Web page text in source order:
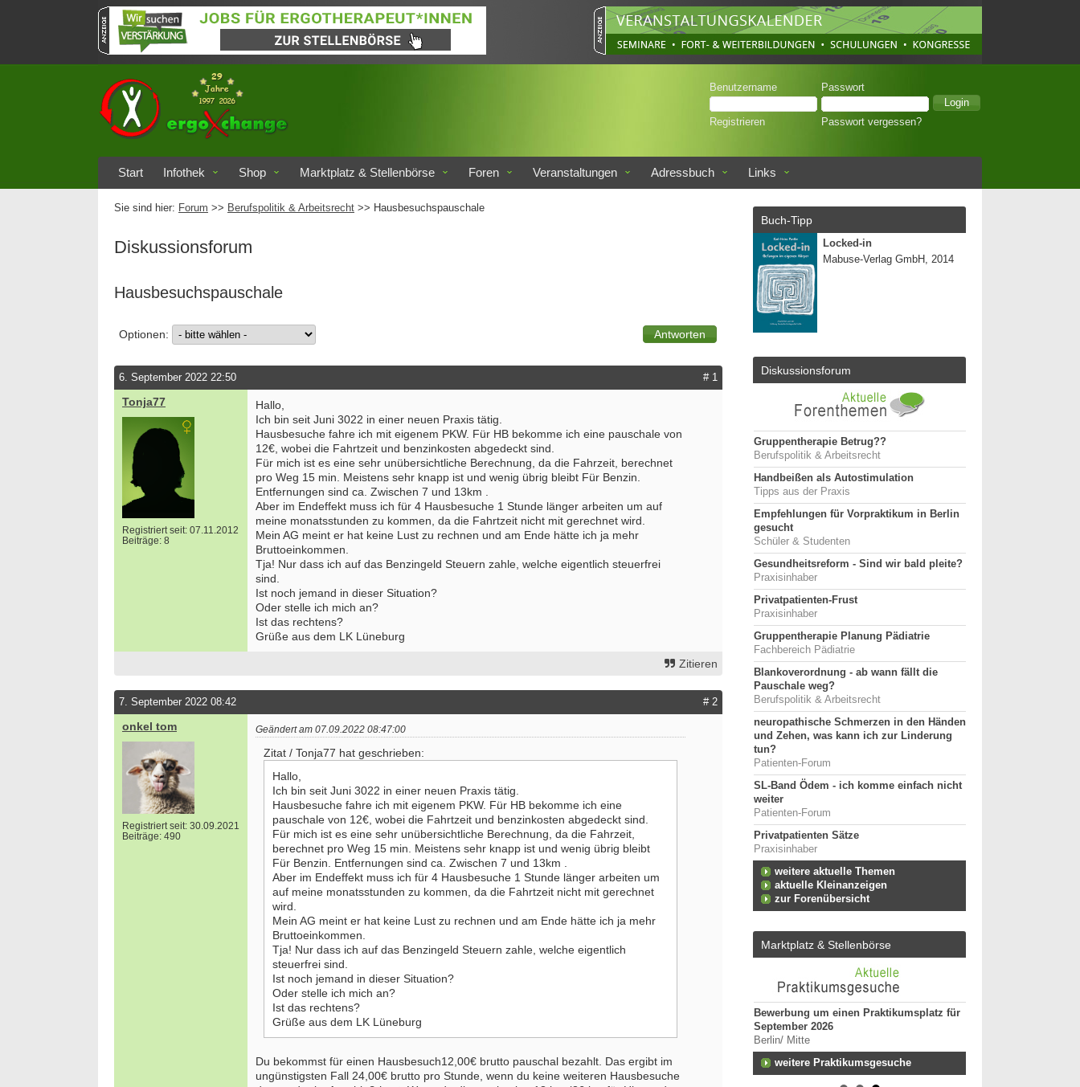
Benutzername Passwort
Registrieren Passwort vergessen?
Start Infothek Shop Marktplatz & Stellenbörse Foren Veranstaltungen Adressbuch Links
Sie sind hier: Forum >> Berufspolitik & Arbeitsrecht >> Hausbesuchspauschale
Diskussionsforum
Hausbesuchspauschale
Optionen:
6. September 2022 22:50 # 1
Tonja77
Registriert seit: 07.11.2012
Beiträge: 8
Hallo,
Ich bin seit Juni 3022 in einer neuen Praxis tätig.
Hausbesuche fahre ich mit eigenem PKW. Für HB bekomme ich eine pauschale von
12€, wobei die Fahrtzeit und benzinkosten abgedeckt sind.
Für mich ist es eine sehr unübersichtliche Berechnung, da die Fahrzeit, berechnet
pro Weg 15 min. Meistens sehr knapp ist und wenig übrig bleibt Für Benzin.
Entfernungen sind ca. Zwischen 7 und 13km .
Aber im Endeffekt muss ich für 4 Hausbesuche 1 Stunde länger arbeiten um auf
meine monatsstunden zu kommen, da die Fahrtzeit nicht mit gerechnet wird.
Mein AG meint er hat keine Lust zu rechnen und am Ende hätte ich ja mehr
Bruttoeinkommen.
Tja! Nur dass ich auf das Benzingeld Steuern zahle, welche eigentlich steuerfrei
sind.
Ist noch jemand in dieser Situation?
Oder stelle ich mich an?
Ist das rechtens?
Grüße aus dem LK Lüneburg
Zitieren
7. September 2022 08:42 # 2
onkel tom
Registriert seit: 30.09.2021
Beiträge: 490
Geändert am 07.09.2022 08:47:00
Zitat / Tonja77 hat geschrieben:
Hallo,
Ich bin seit Juni 3022 in einer neuen Praxis tätig.
Hausbesuche fahre ich mit eigenem PKW. Für HB bekomme ich eine
pauschale von 12€, wobei die Fahrtzeit und benzinkosten abgedeckt sind.
Für mich ist es eine sehr unübersichtliche Berechnung, da die Fahrzeit,
berechnet pro Weg 15 min. Meistens sehr knapp ist und wenig übrig bleibt
Für Benzin. Entfernungen sind ca. Zwischen 7 und 13km .
Aber im Endeffekt muss ich für 4 Hausbesuche 1 Stunde länger arbeiten um
auf meine monatsstunden zu kommen, da die Fahrtzeit nicht mit gerechnet
wird.
Mein AG meint er hat keine Lust zu rechnen und am Ende hätte ich ja mehr
Bruttoeinkommen.
Tja! Nur dass ich auf das Benzingeld Steuern zahle, welche eigentlich
steuerfrei sind.
Ist noch jemand in dieser Situation?
Oder stelle ich mich an?
Ist das rechtens?
Grüße aus dem LK Lüneburg
Du bekommst für einen Hausbesuch12,00€ brutto pauschal bezahlt. Das ergibt im
ungünstigsten Fall 24,00€ brutto pro Stunde, wenn du keine weiteren Hausbesuche
Buch-Tipp
Locked-in
Mabuse-Verlag GmbH, 2014
Diskussionsforum
Gruppentherapie Betrug??
Berufspolitik & Arbeitsrecht
Handbeißen als Autostimulation
Tipps aus der Praxis
Empfehlungen für Vorpraktikum in Berlin
gesucht
Schüler & Studenten
Gesundheitsreform - Sind wir bald pleite?
Praxisinhaber
Privatpatienten-Frust
Praxisinhaber
Gruppentherapie Planung Pädiatrie
Fachbereich Pädiatrie
Blankoverordnung - ab wann fällt die
Pauschale weg?
Berufspolitik & Arbeitsrecht
neuropathische Schmerzen in den Händen
und Zehen, was kann ich zur Linderung
tun?
Patienten-Forum
SL-Band Ödem - ich komme einfach nicht
weiter
Patienten-Forum
Privatpatienten Sätze
Praxisinhaber
weitere aktuelle Themen
aktuelle Kleinanzeigen
zur Forenübersicht
Marktplatz & Stellenbörse
Bewerbung um einen Praktikumsplatz für
weitere Praktikumsgesuche
Ergotherapeut:in (m/w/d) mit Schwerpunkt
Kindertherapie
25996 - Wenningstedt
Ergotherapeut (m/w/d) in der ambulanten
Versorgung ES 21/2026
01.03.2027 zu verkaufen
10000-19999 - Berlin
Bewerbung um einen Praktikumsplatz für
September 2026
Berlin/ Mitte
weitere Praktikumsgesuche